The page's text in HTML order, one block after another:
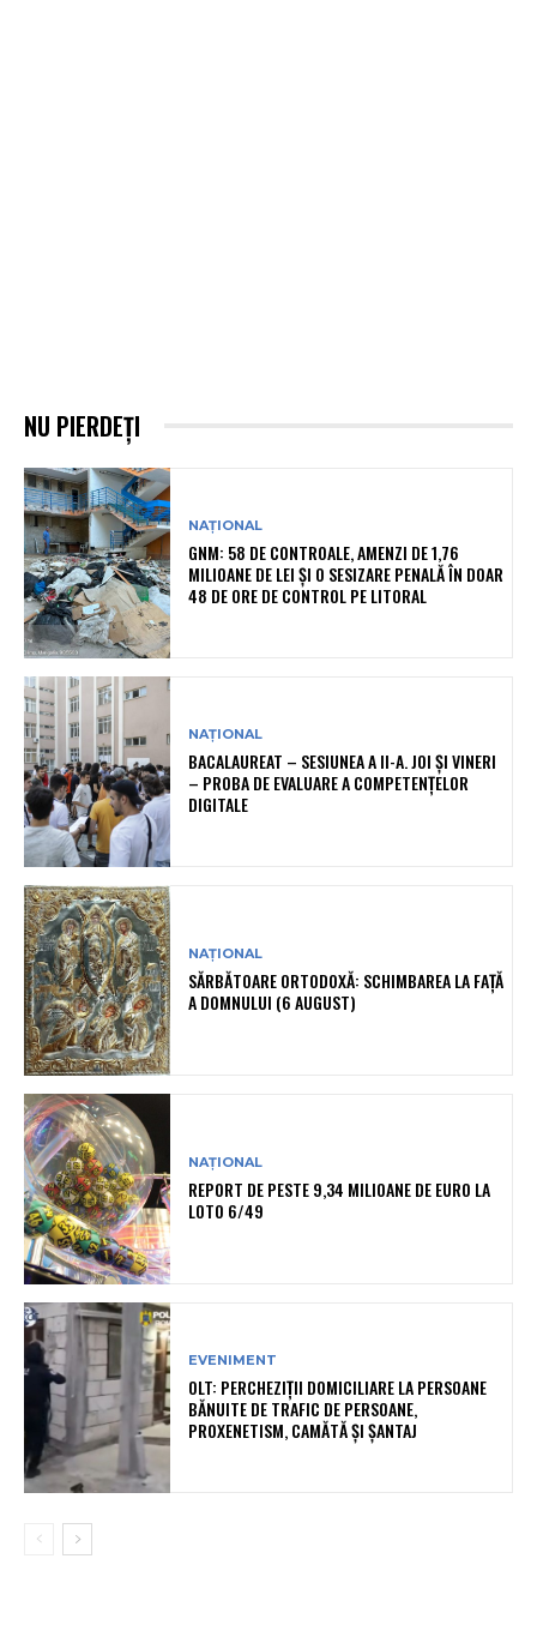
NU PIERDEȚI
NAȚIONAL
GNM: 58 DE CONTROALE, AMENZI DE 1,76
MILIOANE DE LEI ȘI O SESIZARE PENALĂ ÎN DOAR
48 DE ORE DE CONTROL PE LITORAL
NAȚIONAL
BACALAUREAT – SESIUNEA A II-A. JOI ȘI VINERI
– PROBA DE EVALUARE A COMPETENȚELOR
DIGITALE
NAȚIONAL
SĂRBĂTOARE ORTODOXĂ: SCHIMBAREA LA FAȚĂ
A DOMNULUI (6 AUGUST)
NAȚIONAL
REPORT DE PESTE 9,34 MILIOANE DE EURO LA
LOTO 6/49
EVENIMENT
OLT: PERCHEZIŢII DOMICILIARE LA PERSOANE
BĂNUITE DE TRAFIC DE PERSOANE,
PROXENETISM, CAMĂTĂ ŞI ŞANTAJ